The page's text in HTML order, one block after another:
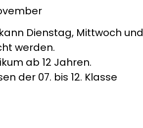
Dienstag, Mittwoch und
werden.
ab 12 Jahren.
der 07. bis 12. Klasse